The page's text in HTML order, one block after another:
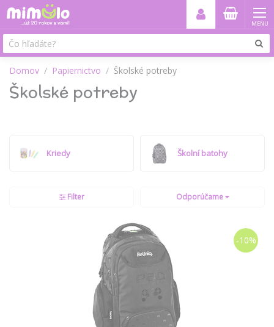
MENU
Domov Papiernictvo Školské potreby
Školské potreby
Kriedy Školní batohy
Filter Odporúčame
-10%